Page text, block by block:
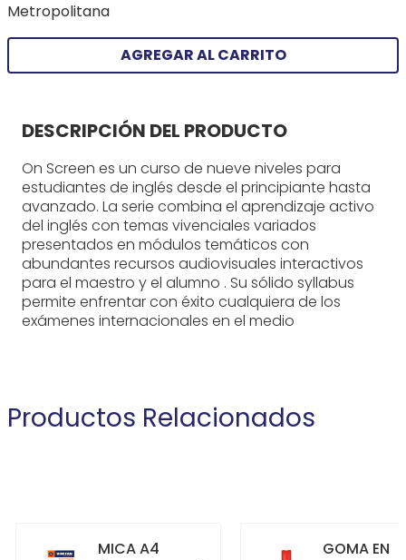
Metropolitana
AGREGAR AL CARRITO
DESCRIPCIÓN DEL PRODUCTO
On Screen es un curso de nueve niveles para
estudiantes de inglés desde el principiante hasta
avanzado. La serie combina el aprendizaje activo
del inglés con temas vivenciales variados
presentados en módulos temáticos con
abundantes recursos audiovisuales interactivos
para el maestro y el alumno . Su sólido syllabus
permite enfrentar con éxito cualquiera de los
exámenes internacionales en el medio
Productos Relacionados
MICA A4
GOMA EN